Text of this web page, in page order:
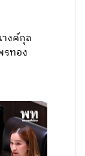
งค์กุล
ทอง